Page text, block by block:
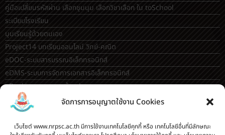
จัดการการอนุญาตใช้งาน Cookies
เว็บไซต์ www.nrpsc.ac.th มีการใช้งานเทคโนโลยีคุกกี้ หรือ เทคโนโลยีอื่นที่มีลักษณะ
eDOC-ระบบสารบรรณอิเล็กทรอนิกส์
eDMS-ระบบการจัดการเอกสารอิเล็กทรอนิกส์
eBooking-ระบบจองห้องประชุม
OBEC AI guidance
ระบบจองห้อง/สถานที่
กระดานสนทนา(forum)
ขออนุญาตออกนอกโรงเรียน
ระบบส่งแผนการสอนออนไลน์
บันทึกข้อมูลเกียรติบัตร/รายงานการอบรม